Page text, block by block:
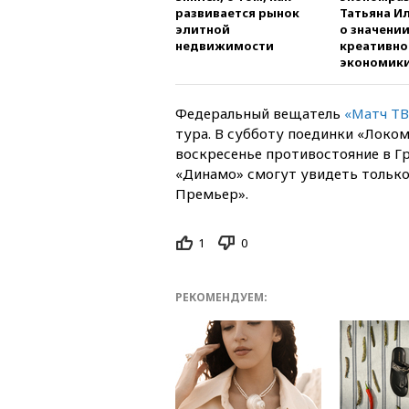
развивается рынок
элитной
недвижимости
Татьяна
о значении
Федеральный вещатель «Матч
тура. В субботу поединки
воскресенье противостояние в
«Динамо» смогут увидеть
Премьер».
1 0
РЕКОМЕНДУЕМ: